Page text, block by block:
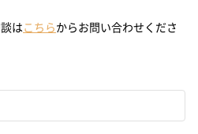
はこちらからお問い合わせくださ